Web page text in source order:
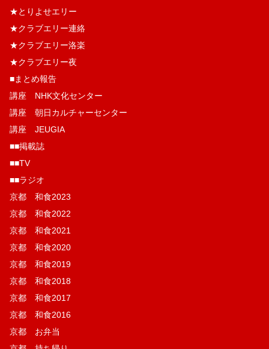
★とりよせエリー
★クラブエリー連絡
★クラブエリー洛楽
★クラブエリー夜
■まとめ報告
講座 NHK文化センター
講座 朝日カルチャーセンター
講座 JEUGIA
■■掲載誌
■■TV
■■ラジオ
京都 和食2023
京都 和食2022
京都 和食2021
京都 和食2020
京都 和食2019
京都 和食2018
京都 和食2017
京都 和食2016
京都 お弁当